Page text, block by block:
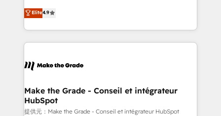
international offices and 175+ employees.
Intégration de HubSpot avec d’autres outils (ERP,
téléphonie, etc.) • Alignement des équipes grâce à un
outil et des données partagées • Amélioration de la
collecte et de l’analyse des données pour des
de la productivité des équipes Notre équipe de 30
avec un engagement total, alignant processus
métiers et technologie, et guidant vos équipes à
travers le changement, tout en centrant vos objectifs
Elite4.9
Make the Grade - Conseil et intégrateur
HubSpot
提供元：Make the Grade - Conseil et intégrateur HubSpot